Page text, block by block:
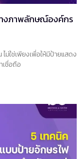
งภาพลักษณ์องค์กร
ม่ใช่เพียงเพื่อให้มีป้ายแสดง
ชื่อถือ